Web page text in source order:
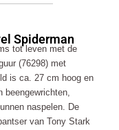
Spiderman
tot leven met de
(76298) met
is ca. 27 cm hoog en
beengewrichten,
naspelen. De
van Tony Stark